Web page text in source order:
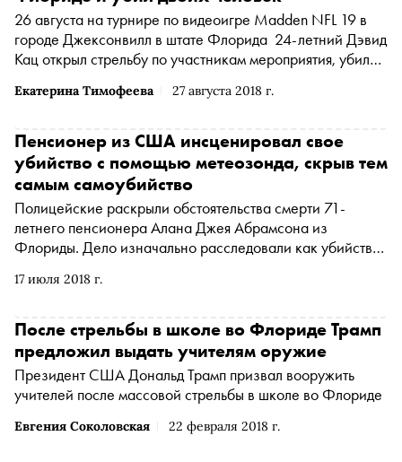
Екатерина Тимофеева 27 августа 2018 г.
26 августа на турнире по видеоигре Madden NFL 19 в
городе Джексонвилл в штате Флорида 24-летний Дэвид
Кац открыл стрельбу по участникам мероприятия, убил
самоубийством
17 июля 2018 г.
Пенсионер из США инсценировал свое
убийство с помощью метеозонда, скрыв тем
самым самоубийство
Полицейские раскрыли обстоятельства смерти 71-
летнего пенсионера Алана Джея Абрамсона из
Флориды. Дело изначально расследовали как убийство,
самоубийство с помощью метеозонда
Евгения Соколовская 22 февраля 2018 г.
После стрельбы в школе во Флориде Трамп
предложил выдать учителям оружие
Президент США Дональд Трамп призвал вооружить
учителей после массовой стрельбы в школе во Флориде